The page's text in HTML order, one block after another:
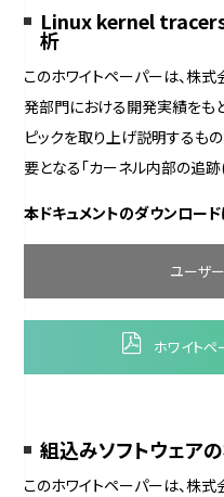
Linux kernel tracers
析
このホワイトペーパーは、株
発部門における開発実績をも
ピックを取り上げ説明するも
要となる「カーネル内部の追跡
本ドキュメントのダウンロー
ユーザ
ホワイトペ
組込みソフトウェア
このホワイトペーパーは、株